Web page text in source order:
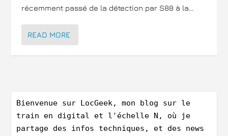
récemment passé de la détection par S88 à la...
READ MORE
Bienvenue sur LocGeek, mon blog sur le
train en digital et l'échelle N, où je
partage des infos techniques, et des news